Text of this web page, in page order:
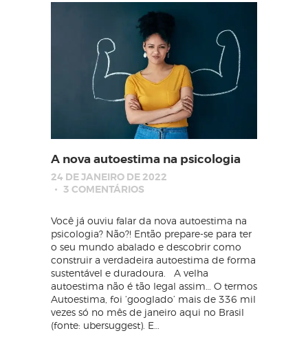
A nova autoestima na psicologia
24 DE JANEIRO DE 2022
3 COMENTÁRIOS
Você já ouviu falar da nova autoestima na
psicologia? Não?! Então prepare-se para ter
o seu mundo abalado e descobrir como
construir a verdadeira autoestima de forma
sustentável e duradoura. A velha
autoestima não é tão legal assim… O termos
Autoestima, foi ‘googlado’ mais de 336 mil
vezes só no mês de janeiro aqui no Brasil
(fonte: ubersuggest). E…